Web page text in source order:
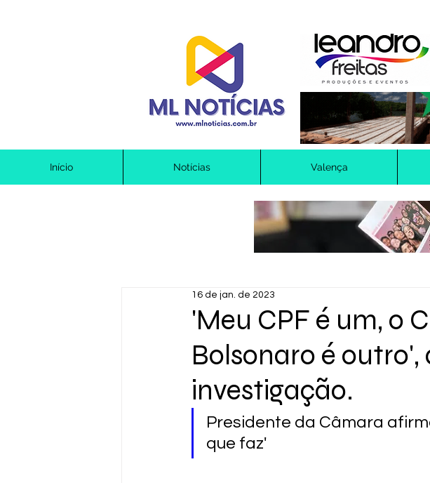
Início Notícias Valença
'Meu CPF é um, o
Bolsonaro é
investigação.
16 de jan. de 2023
Presidente da Câmara
que faz'